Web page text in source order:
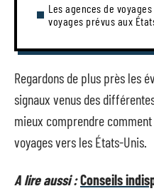
Les agences de
voyages prévus aux
Regardons de plus près les
signaux venus des
mieux comprendre comment
voyages vers les États-Unis.
A lire aussi :Conseils